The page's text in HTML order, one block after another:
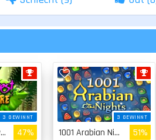
3 GEWINNT
Rainforest Adventure 47%
3 GEWINNT
1001 Arabian Nights 51%